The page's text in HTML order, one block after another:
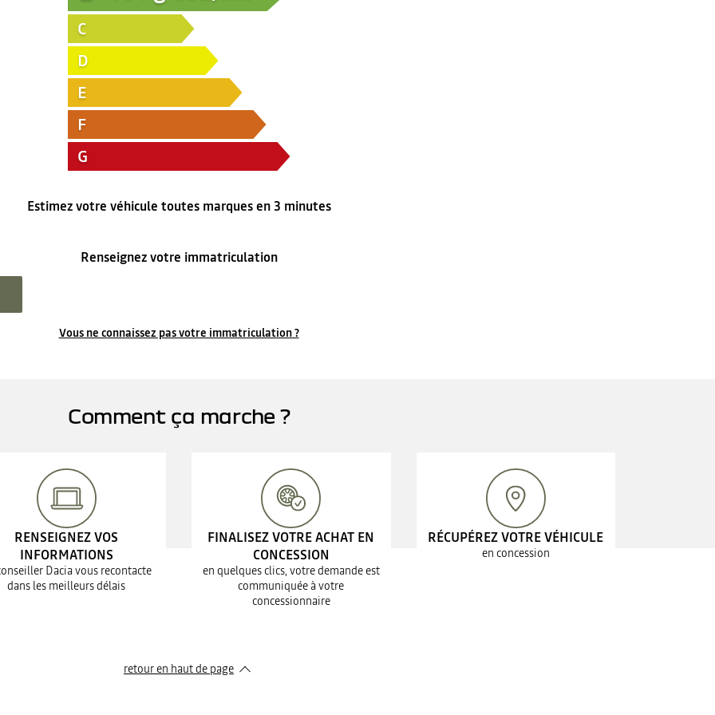
C
D
E
F
G
Estimez votre véhicule toutes marques en 3 minutes
Renseignez votre immatriculation
Vous ne connaissez pas votre immatriculation ?
Comment ça marche ?
RENSEIGNEZ VOS
INFORMATIONS
Dacia vous recontacte
dans les meilleurs délais
FINALISEZ VOTRE ACHAT EN
CONCESSION
en quelques clics, votre demande est
communiquée à votre
concessionnaire
RÉCUPÉREZ VOTRE VÉHICULE
en concession
retour en haut de page​